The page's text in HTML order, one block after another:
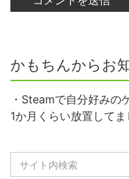
かもちんからお
・Steamで自分好みの
1か月くらい放置してま